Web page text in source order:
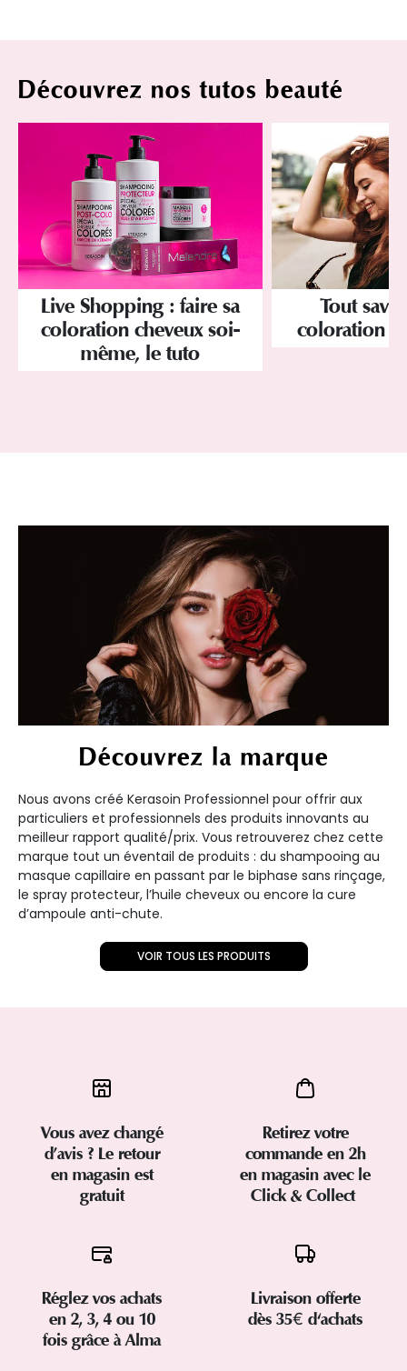
Découvrez nos tutos beauté
Live Shopping : faire sa
coloration cheveux soi-
même, le tuto
Tout
coloration
Découvrez la marque
Nous avons créé Kerasoin Professionnel pour offrir aux
particuliers et professionnels des produits innovants au
meilleur rapport qualité/prix. Vous retrouverez chez cette
marque tout un éventail de produits : du shampooing au
masque capillaire en passant par le biphase sans rinçage,
le spray protecteur, l’huile cheveux ou encore la cure
d’ampoule anti-chute.
VOIR TOUS LES PRODUITS
Vous avez changé
d’avis ? Le retour
en magasin est
gratuit
Retirez votre
commande en 2h
en magasin avec le
Click & Collect
Réglez vos achats
en 2, 3, 4 ou 10
fois grâce à Alma
Livraison offerte
dès 35€ d'achats